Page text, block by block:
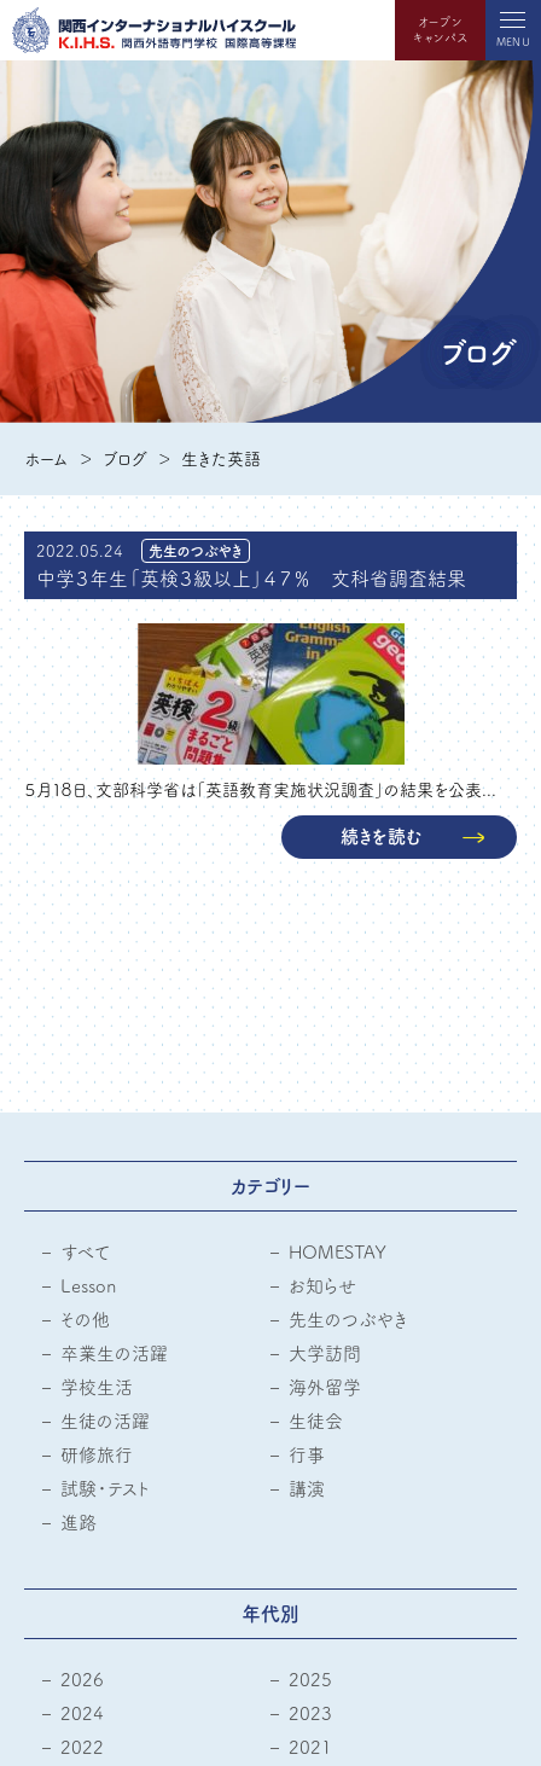
オープン
キャンパス
MENU
ブログ
ホーム ブログ 生きた英語
2022.05.24 先生のつぶやき
中学３年生「英検３級以上」４７％ 文科省調査結果
５月１８日、文部科学省は「英語教育実施状況調査」の結果を公表...
続きを読む
カテゴリー
すべて
HOMESTAY
Lesson
お知らせ
その他
先生のつぶやき
卒業生の活躍
大学訪問
学校生活
海外留学
生徒の活躍
生徒会
研修旅行
行事
試験・テスト
講演
進路
年代別
2026
2025
2024
2023
2022
2021